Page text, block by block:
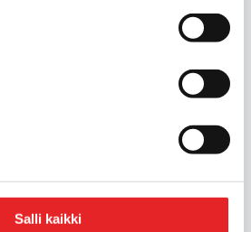
Salli kaikki